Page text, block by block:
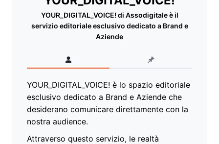
YOUR_DIGITAL_VOICE! di Assodigitale è il
servizio editoriale esclusivo dedicato a Brand e
Aziende
YOUR_DIGITAL_VOICE! è lo spazio editoriale
esclusivo dedicato a Brand e Aziende che
desiderano comunicare direttamente con la
nostra audience.
Attraverso questo servizio, le realtà